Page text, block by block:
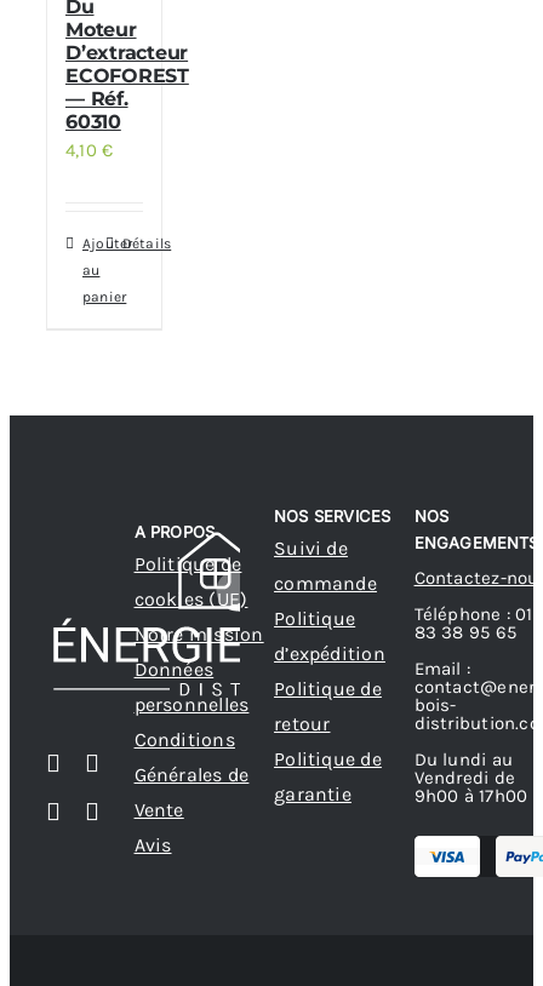
Du
Moteur
D’extracteur
ECOFOREST
— Réf.
60310
4,10€
Ajouter
au
panier
Détails
A PROPOS
Politique de
cookies (UE)
Notre mission
Données
personnelles
Conditions
Générales de
Vente
Avis
NOS SERVICES
Suivi de
commande
Politique
d’expédition
Politique de
retour
Politique de
garantie
NOS
ENGAGEMENTS
Contactez-
Téléphone : 01
83 38 95 65
Email :
bois-
Du lundi au
Vendredi de
9h00 à 17h00